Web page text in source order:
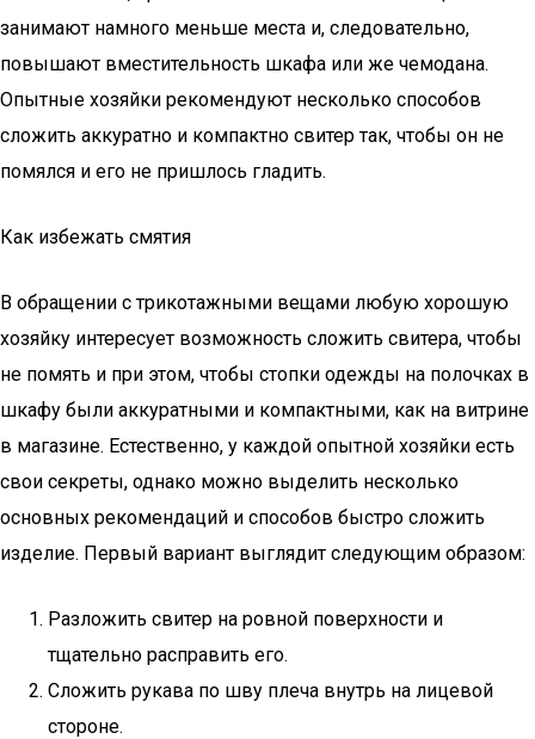
занимают намного меньше места и, следовательно,
повышают вместительность шкафа или же чемодана.
Опытные хозяйки рекомендуют несколько способов
сложить аккуратно и компактно свитер так, чтобы он не
помялся и его не пришлось гладить.
Как избежать смятия
В обращении с трикотажными вещами любую хорошую
хозяйку интересует возможность сложить свитера, чтобы
не помять и при этом, чтобы стопки одежды на полочках в
шкафу были аккуратными и компактными, как на витрине
в магазине. Естественно, у каждой опытной хозяйки есть
свои секреты, однако можно выделить несколько
основных рекомендаций и способов быстро сложить
изделие. Первый вариант выглядит следующим образом:
Разложить свитер на ровной поверхности и
тщательно расправить его.
Сложить рукава по шву плеча внутрь на лицевой
стороне.